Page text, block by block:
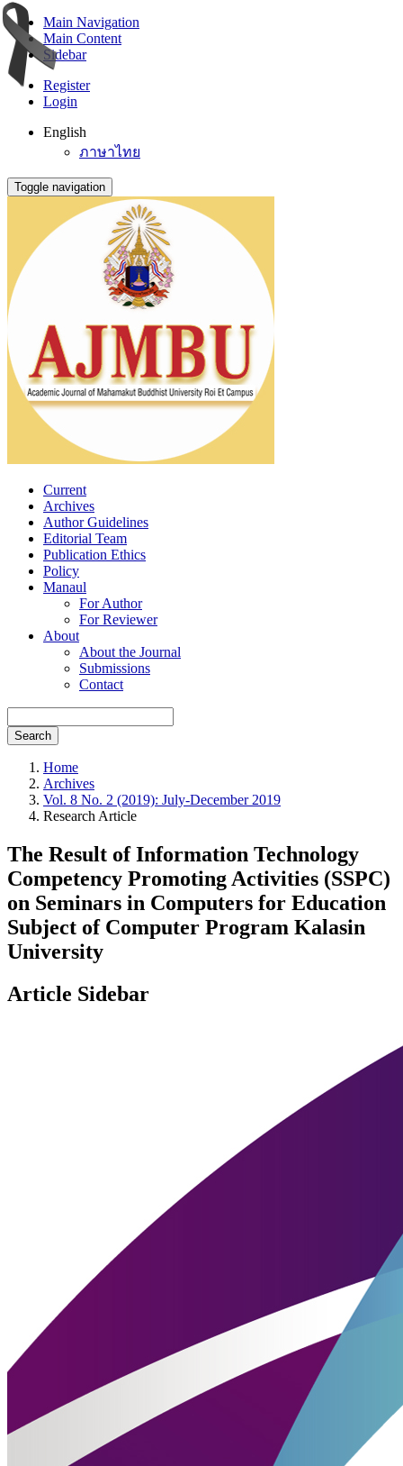
Main Navigation
Main Content
Sidebar
Register
Login
English
ภาษาไทย
Toggle navigation
Current
Archives
Author Guidelines
Editorial Team
Publication Ethics
Policy
Manaul
For Author
For Reviewer
About
About the Journal
Submissions
Contact
Search
Home
Archives
Vol. 8 No. 2 (2019): July-December 2019
Research Article
The Result of Information Technology
Competency Promoting Activities (SSPC)
on Seminars in Computers for Education
Subject of Computer Program Kalasin
University
Article Sidebar